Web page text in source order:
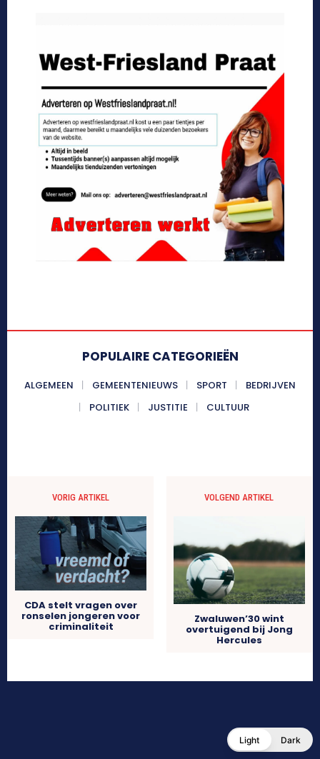
POPULAIRE CATEGORIEËN
ALGEMEEN GEMEENTENIEUWS SPORT
BEDRIJVEN
POLITIEK
JUSTITIE CULTUUR
VORIG ARTIKEL
CDA stelt vragen over
ronselen jongeren voor
criminaliteit
VOLGEND ARTIKEL
Zwaluwen’30 wint
overtuigend bij Jong
Hercules
Light Dark